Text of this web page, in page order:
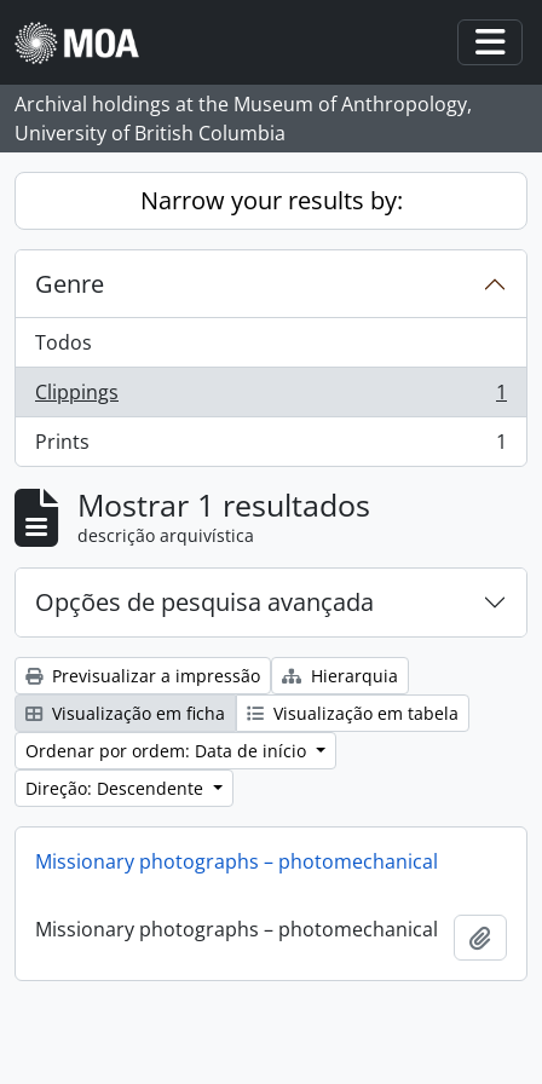
Skip to main content
Archival holdings at the Museum of Anthropology,
University of British Columbia
Narrow your results by:
Genre
Todos
Clippings
, 1 resultados
1
Prints
, 1 resultados 1
Mostrar 1 resultados
descrição arquivística
Opções de pesquisa avançada
Previsualizar a impressão
Hierarquia
Visualização em ficha
Visualização em tabela
Ordenar por ordem: Data de início
Direção: Descendente
Missionary photographs – photomechanical
Missionary photographs – photomechanical